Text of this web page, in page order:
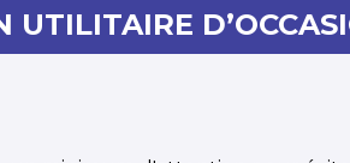
UTILITAIRE